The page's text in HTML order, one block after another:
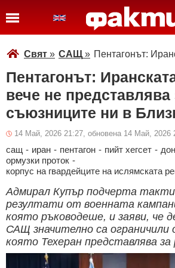
Свят » САЩ» Пентагонът:
Пентагонът:
вече не представлява
съюзниците ни в
14 Май, 2026 21:27, обновена 14 Май, 2026
сащ - иран - пентагон - пийт хегсет -
ормузки проток -
корпус на гвардейците на ислямската
Адмирал Купър подчерта
резултати от военната
която ръководеше, и заяви, че
САЩ значително са ограничили
която Техеран представлява за